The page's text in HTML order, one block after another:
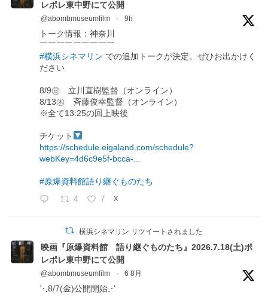
レポレ東中野にて公開
@abombmuseumfilm · 9h
トーク情報：神奈川
￣￣￣￣￣￣￣￣￣
#横浜シネマリン での追加トークが決定。ぜひお出かけく
ださい
8/9㊐ 立川直樹監督（オンライン）
8/13㊍ 斉藤俊幸監督（オンライン）
※全て13:25の回上映後
チケット
https://schedule.eigaland.com/schedule?
webKey=4d6c9e5f-bcca-...
#原爆資料館語り継ぐものたち
4 7 X
横浜シネマリン リツイートされました
映画『原爆資料館 語り継ぐものたち』2026.7.18(土)ポ
レポレ東中野にて公開
@abombmuseumfilm · 6 8月
⋱8/7(金)公開開始⋰